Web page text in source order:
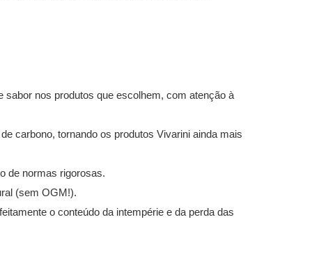
nos produtos que escolhem, com atenção à
carbono, tornando os produtos Vivarini ainda mais
de normas rigorosas.
(sem OGM!).
o conteúdo da intempérie e da perda das